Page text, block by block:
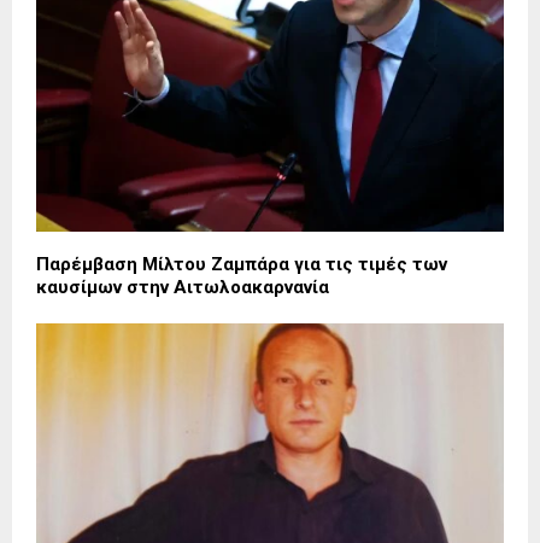
Παρέμβαση Μίλτου Ζαμπάρα για τις τιμές των
καυσίμων στην Αιτωλοακαρνανία